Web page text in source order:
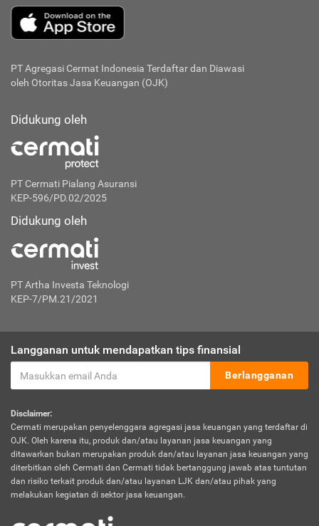
PT Agregasi Cermat Indonesia Terdaftar dan Diawasi
oleh Otoritas Jasa Keuangan (OJK)
Didukung oleh
PT Cermati Pialang Asuransi
KEP-596/PD.02/2025
Didukung oleh
PT Artha Investa Teknologi
KEP-7/PM.21/2021
Langganan untuk mendapatkan tips finansial
Berlangganan
Disclaimer:
Cermati merupakan penyelenggara agregasi jasa keuangan yang terdaftar di
OJK. Oleh karena itu, produk dan/atau layanan jasa keuangan yang
ditawarkan bukan merupakan produk dan/atau layanan jasa keuangan yang
diterbitkan oleh Cermati dan Cermati tidak bertanggung jawab atas tuntutan
dan risiko terkait produk dan/atau layanan LJK dan/atau pihak yang
melakukan kegiatan di sektor jasa keuangan.